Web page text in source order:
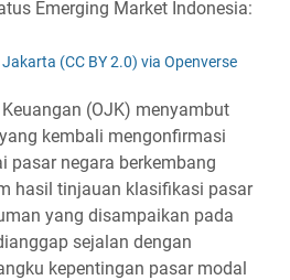
(CC BY 2.0) via Openverse
(OJK) menyambut
kembali mengonfirmasi
pasar negara berkembang
hasil tinjauan klasifikasi pasar
yang disampaikan pada
sejalan dengan
kepentingan pasar modal